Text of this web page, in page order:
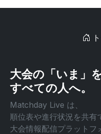
大会の「いま」を
すべての人へ。
Matchday Live は、
順位表や進行状況を共有
大会情報配信プラットフ